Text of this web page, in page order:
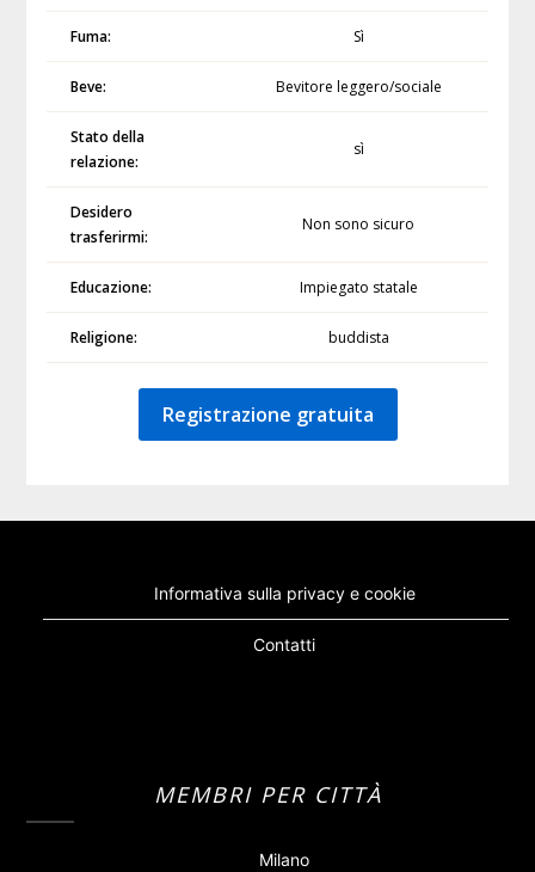
Fuma: Sì
Beve: Bevitore leggero/sociale
Stato della
relazione:
sì
Desidero
trasferirmi:
Non sono sicuro
Educazione: Impiegato statale
Religione: buddista
Registrazione gratuita
Informativa sulla privacy e cookie
Contatti
MEMBRI PER CITTÀ
Milano